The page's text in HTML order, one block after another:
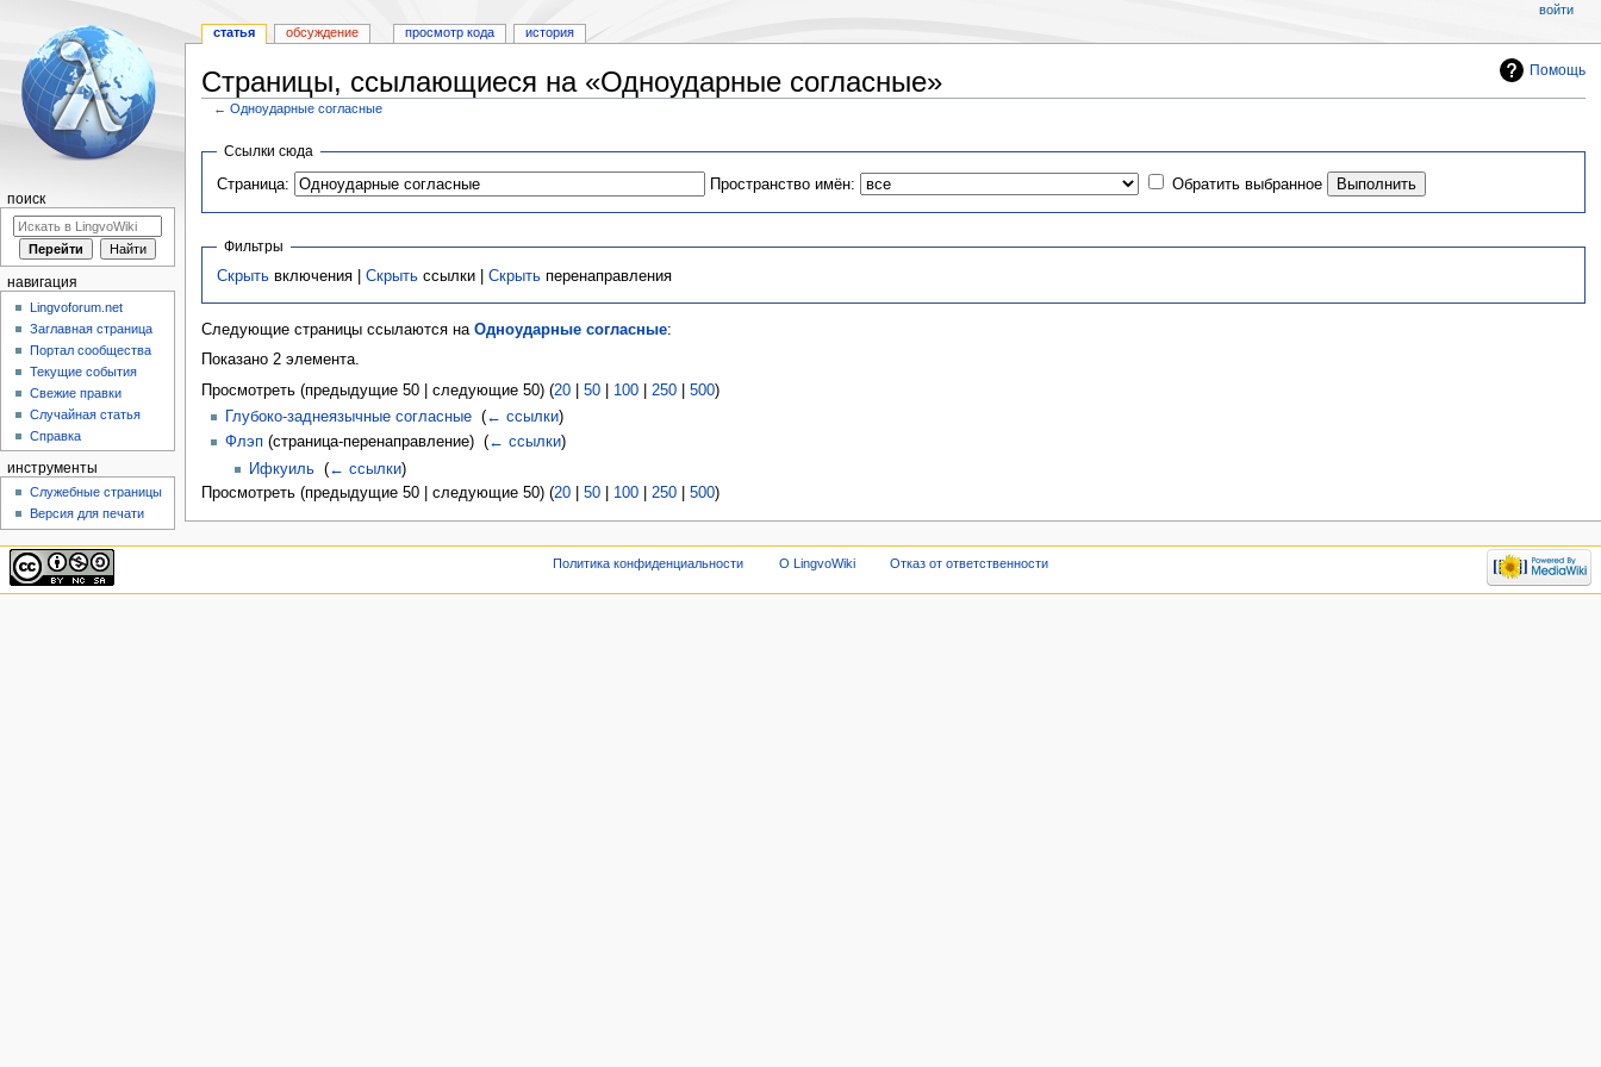
Помощь
Страницы, ссылающиеся на «Одноударные согласные»
←Одноударные согласные
Перейти
навигации
Перейти
поиску
Ссылки сюда
Страница: Пространство имён: Обратить выбранное
Фильтры
Скрыть включения |Скрыть ссылки |Скрыть перенаправления
Следующие страницы ссылаются на Одноударные согласные:
Показано 2 элемента.
Просмотреть (предыдущие 50 | следующие 50) (20| 50| 100| 250| 500)
Глубоко-заднеязычные согласные‎ (← ссылки)
Флэп(страница-перенаправление) ‎ (← ссылки)
Ифкуиль ‎(← ссылки)
Просмотреть (предыдущие 50 | следующие 50) (20| 50| 100| 250| 500)
статья обсуждение просмотр кода история
войти
поиск
навигация
Lingvoforum.net
Заглавная страница
Портал сообщества
Текущие события
Свежие правки
Случайная статья
Справка
инструменты
Служебные страницы
Версия для печати
Политика конфиденциальности О LingvoWiki Отказ от ответственности